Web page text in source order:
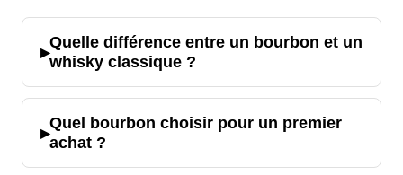
▸Quelle différence entre un bourbon et un
whisky classique ?
▸Quel bourbon choisir pour un premier
achat ?